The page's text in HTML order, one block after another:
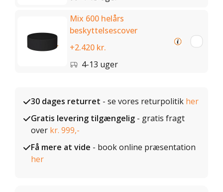
Mix 600 helårs
beskyttelsescover
+2.420 kr.
4-13 uger
30 dages returret - se vores returpolitik her
Gratis levering tilgængelig - gratis fragt
over kr. 999,-
Få mere at vide - book online præsentation
her